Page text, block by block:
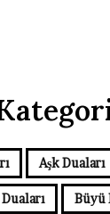
Aşk Duaları
Büyü